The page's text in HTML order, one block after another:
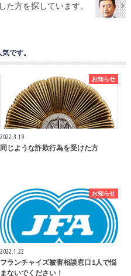
た方を探しています。
です。
お知らせ
2022.3.19
同じような詐欺行為を受けた方
お知らせ
2022.1.22
フランチャイズ被害相談窓口1人で悩
まないでください！